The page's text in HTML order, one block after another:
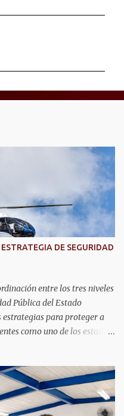
DE SEGURIDAD
entre los tres niveles
Pública del Estado
para proteger a
como uno de los estados
de seguridad,
en el transporte de
respuesta de las